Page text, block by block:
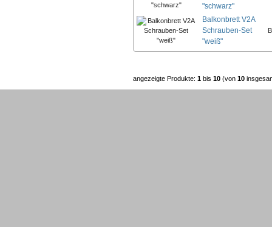
"schwarz"
Balkonbrett V2A
Schrauben-Set
"weiß"
angezeigte Produkte: 1bis 10(von 10